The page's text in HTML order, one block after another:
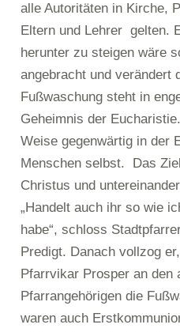
alle Autoritäten in Kirche,
Eltern und Lehrer gelten.
herunter zu steigen wäre
angebracht und verändert
Fußwaschung steht in
Geheimnis der
Weise gegenwärtig in der
Menschen selbst. Das
Christus und
„Handelt auch ihr so wie
habe“, schloss
Predigt. Danach vollzog
Pfarrvikar Prosper an den
Pfarrangehörigen die
waren auch